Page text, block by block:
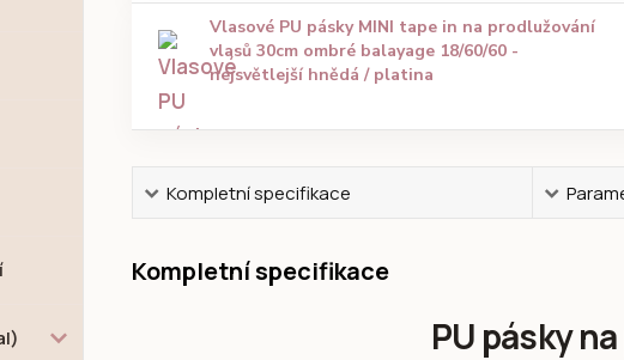
Vlasové PU pásky MINI tape in na prodlužování
vlasů 30cm ombré balayage 18/60/60 -
nejsvětlejší hnědá / platina
Kompletní specifikace
Kompletní specifikace
PU pásky